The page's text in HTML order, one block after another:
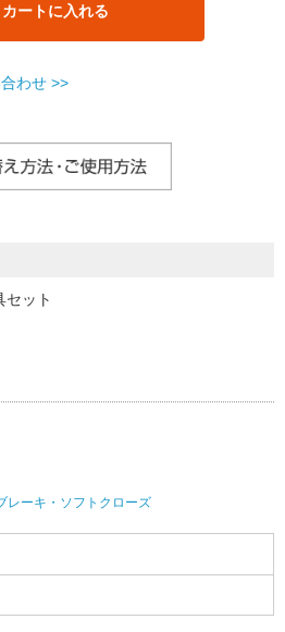
カートに入れる
わせ >>
セット
レーキ・ソフトクローズ